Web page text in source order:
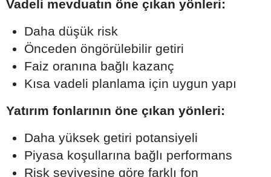
Vadeli mevduatın öne çıkan yönleri:
Daha düşük risk
Önceden öngörülebilir getiri
Faiz oranına bağlı kazanç
Kısa vadeli planlama için uygun yapı
Yatırım fonlarının öne çıkan yönleri:
Daha yüksek getiri potansiyeli
Piyasa koşullarına bağlı performans
Risk seviyesine göre farklı fon